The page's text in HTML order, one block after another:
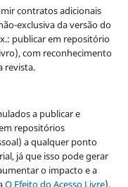
contratos adicionais
exclusiva da versão do
publicar em repositório
com reconhecimento
revista.
a publicar e
repositórios
a qualquer ponto
já que isso pode gerar
o impacto e a
O Efeito do Acesso Livre).